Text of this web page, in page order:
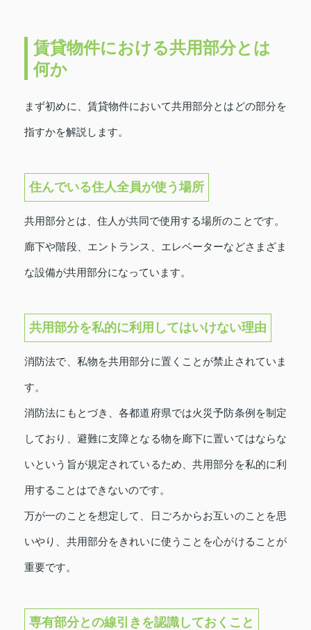
賃貸物件における共用部分とは
何か
まず初めに、賃貸物件において共用部分とはどの部分を
指すかを解説します。
住んでいる住人全員が使う場所
共用部分とは、住人が共同で使用する場所のことです。
廊下や階段、エントランス、エレベーターなどさまざま
な設備が共用部分になっています。
共用部分を私的に利用してはいけない理由
消防法で、私物を共用部分に置くことが禁止されていま
す。
消防法にもとづき、各都道府県では火災予防条例を制定
しており、避難に支障となる物を廊下に置いてはならな
いという旨が規定されているため、共用部分を私的に利
用することはできないのです。
万が一のことを想定して、日ごろからお互いのことを思
いやり、共用部分をきれいに使うことを心がけることが
重要です。
専有部分との線引きを認識しておくこと